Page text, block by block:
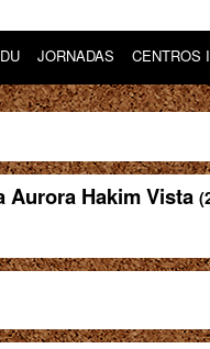
JORNADAS CENTROS
Aurora Hakim Vista